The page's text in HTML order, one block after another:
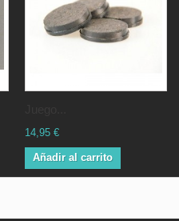
14,95 €
Añadir al carrito